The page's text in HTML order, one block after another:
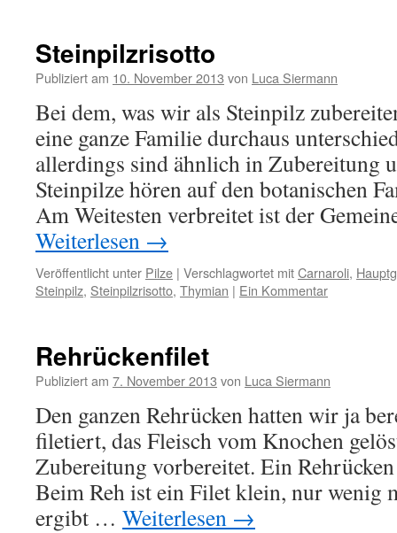
Steinpilzrisotto
Publiziert am 10. November 2013 von Luca Siermann
Bei dem, was wir als Steinpilz
eine ganze Familie durchaus
allerdings sind ähnlich in Zubereitung
Steinpilze hören auf den botanischen
Am Weitesten verbreitet ist der
Weiterlesen →
Veröffentlicht unter Pilze | Verschlagwortet mitCarnaroli,
Steinpilz, Steinpilzrisotto, Thymian | Ein Kommentar
Rehrückenfilet
Publiziert am 7. November 2013 von Luca Siermann
Den ganzen Rehrücken hatten wir ja
filetiert, das Fleisch vom Knochen
Zubereitung vorbereitet. Ein
Beim Reh ist ein Filet klein, nur wenig
ergibt … Weiterlesen →